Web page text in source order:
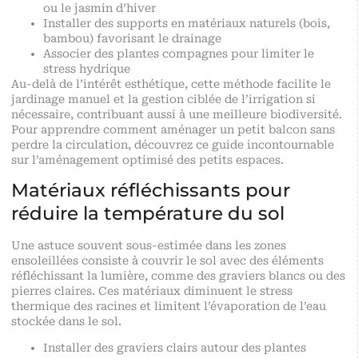
ou le jasmin d’hiver
Installer des supports en matériaux naturels (bois,
bambou) favorisant le drainage
Associer des plantes compagnes pour limiter le
stress hydrique
Au-delà de l’intérêt esthétique, cette méthode facilite le
jardinage manuel et la gestion ciblée de l’irrigation si
nécessaire, contribuant aussi à une meilleure biodiversité.
Pour apprendre comment aménager un petit balcon sans
perdre la circulation, découvrez ce guide incontournable
sur l’aménagement optimisé des petits espaces.
Matériaux réfléchissants pour
réduire la température du sol
Une astuce souvent sous-estimée dans les zones
ensoleillées consiste à couvrir le sol avec des éléments
réfléchissant la lumière, comme des graviers blancs ou des
pierres claires. Ces matériaux diminuent le stress
thermique des racines et limitent l’évaporation de l’eau
stockée dans le sol.
Installer des graviers clairs autour des plantes